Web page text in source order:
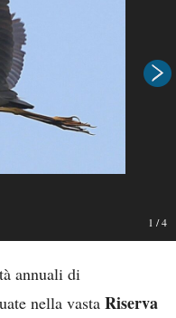
1 /4
annuali di
nella vasta Riserva